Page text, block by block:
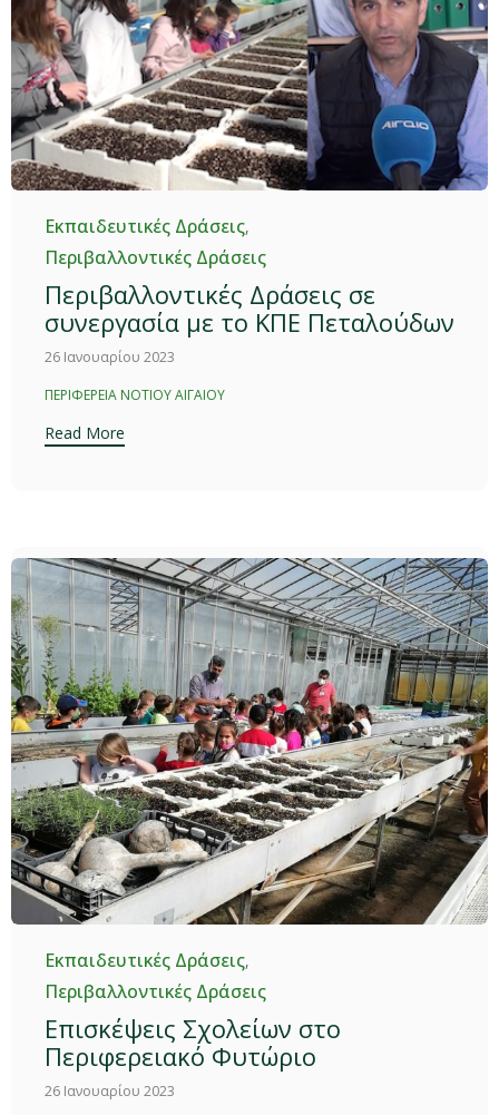
Category
Εκπαιδευτικές Δράσεις,
Περιβαλλοντικές Δράσεις
Περιβαλλοντικές Δράσεις σε
συνεργασία με το ΚΠΕ Πεταλούδων
26 Ιανουαρίου 2023
Tags
ΠΕΡΙΦΈΡΕΙΑ ΝΟΤΊΟΥ ΑΙΓΑΊΟΥ
Read More
Category
Εκπαιδευτικές Δράσεις,
Περιβαλλοντικές Δράσεις
Επισκέψεις Σχολείων στο
Περιφερειακό Φυτώριο
26 Ιανουαρίου 2023